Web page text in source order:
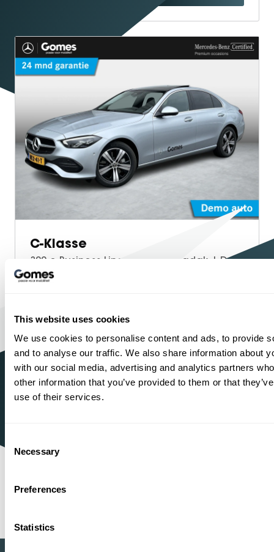
This website uses cookies
We use cookies to personalise content and ads, to provide
and to analyse our traffic. We also share information about
with our social media, advertising and analytics partners
other information that you’ve provided to them or that
use of their services.
Selection
Necessary
Preferences
Statistics
C-Klasse
300 e Business Line | Panoramadak | Donkergetint Glas Achter | Apple CarPlay | Android Auto | Sfeerverlichting | Stoelverwarming | Parkeersensoren | Achteruitrijcamera | Elektrisch Inklapbare Buitenspiegels
Bouwjaar
Proefrit
Bekijken
Sinds1934
One-Stop-
1